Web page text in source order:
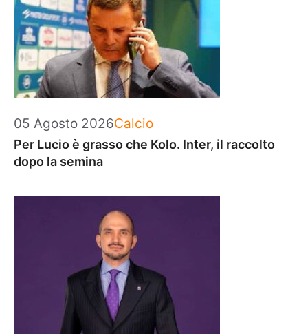
05 Agosto 2026Categorie
Calcio
Per Lucio è grasso che Kolo. Inter, il raccolto
dopo la semina